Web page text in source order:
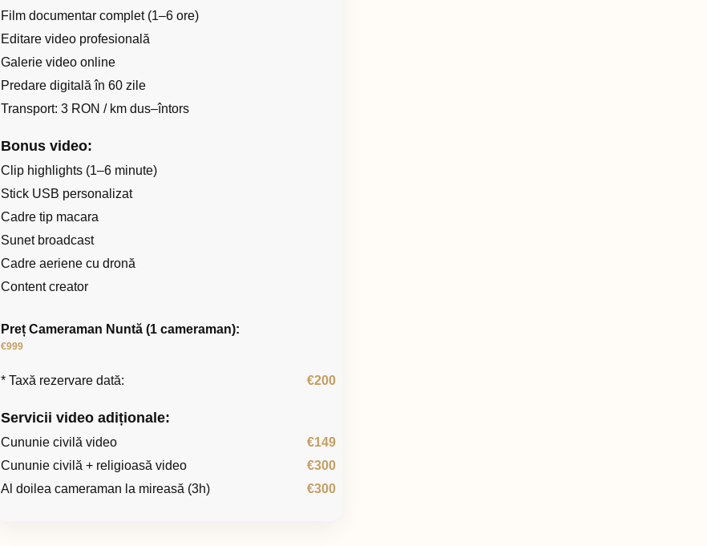
Film documentar complet (1–6 ore)
Editare video profesională
Galerie video online
Predare digitală în 60 zile
Transport: 3 RON / km dus–întors
Bonus video:
Clip highlights (1–6 minute)
Stick USB personalizat
Cadre tip macara
Sunet broadcast
Cadre aeriene cu dronă
Content creator
Preț Cameraman Nuntă (1 cameraman):
€999
* Taxă rezervare dată: €200
Servicii video adiționale:
Cununie civilă video
€149
Cununie civilă + religioasă video
€300
Al doilea cameraman la mireasă (3h)
€300